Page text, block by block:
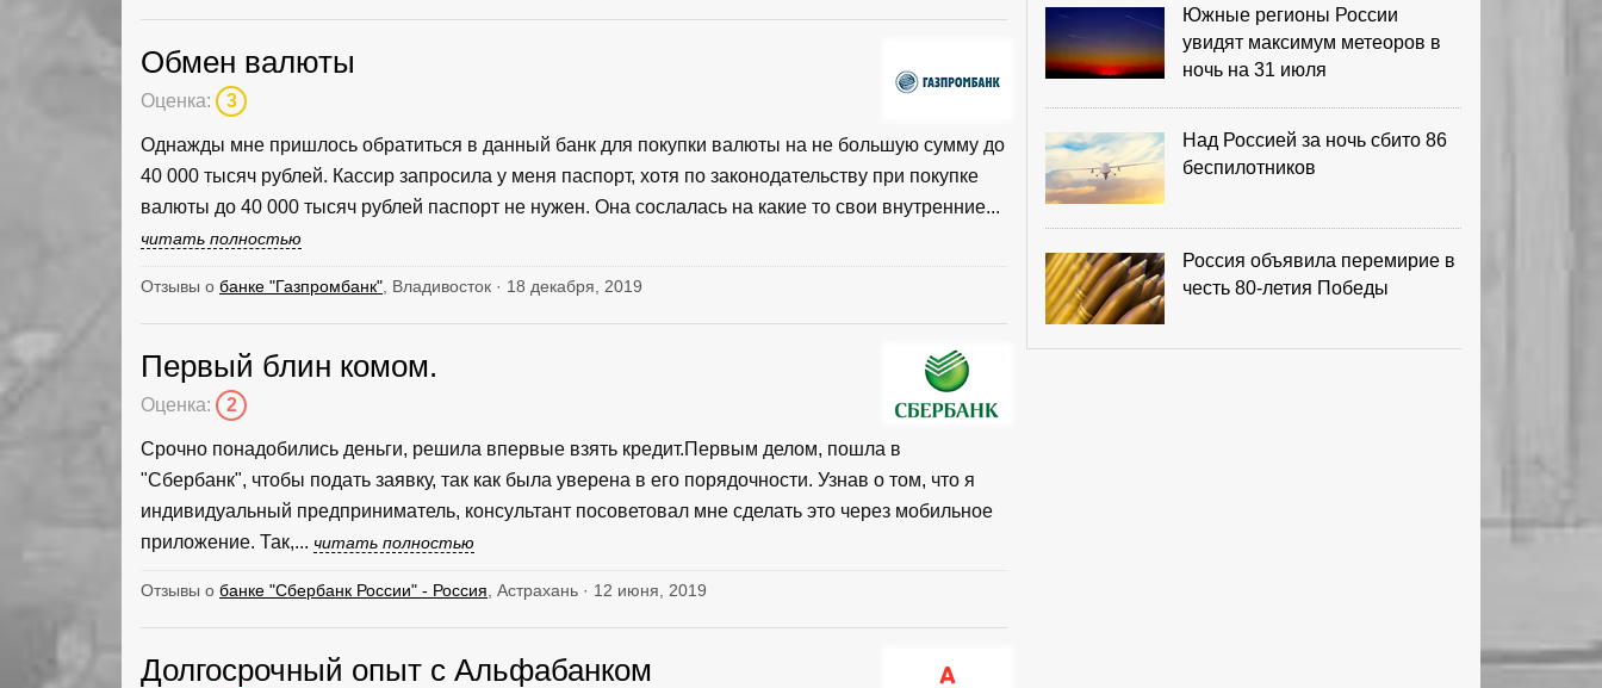
Обмен валюты
Оценка: 3
Однажды мне пришлось обратиться в данный банк для покупки валюты на не большую сумму до
40 000 тысяч рублей. Кассир запросила у меня паспорт, хотя по законодательству при покупке
валюты до 40 000 тысяч рублей паспорт не нужен. Она сослалась на какие то свои внутренние...
читать полностью
Отзывы о банке "Газпромбанк" , Владивосток · 18 декабря, 2019
Первый блин комом.
Оценка: 2
Срочно понадобились деньги, решила впервые взять кредит.Первым делом, пошла в
"Сбербанк", чтобы подать заявку, так как была уверена в его порядочности. Узнав о том, что я
индивидуальный предприниматель, консультант посоветовал мне сделать это через мобильное
приложение. Так,... читать полностью
Отзывы о банке "Сбербанк России" - Россия , Астрахань · 12 июня, 2019
Долгосрочный опыт с Альфабанком
Южные регионы России
увидят максимум метеоров в
ночь на 31 июля
Над Россией за ночь сбито 86
беспилотников
Россия объявила перемирие в
честь 80-летия Победы